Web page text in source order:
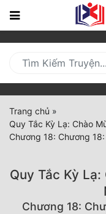
Trang
Mới
Cập
Nhật
(current)
BXH
Trang chủ »
Quy Tắc Kỳ Lạ: Chào
Chương 18: Chương
Quy Tắc Kỳ
Chương 18: